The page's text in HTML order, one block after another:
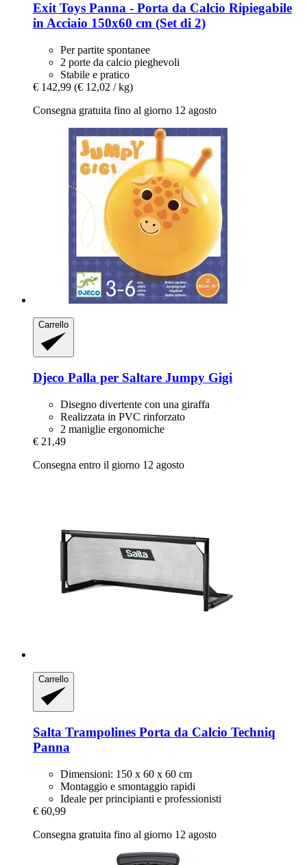
Exit Toys Panna -​ Porta da Calcio Ripiegabile
in Acciaio 150x60 cm (Set di 2)
Per partite spontanee
2 porte da calcio pieghevoli
Stabile e pratico
€ 142,99 (€ 12,02 / kg)
Consegna gratuita fino al giorno 12 agosto
Carrello
Djeco Palla per Saltare Jumpy Gigi
Disegno divertente con una giraffa
Realizzata in PVC rinforzato
2 maniglie ergonomiche
€ 21,49
Consegna entro il giorno 12 agosto
Carrello
Salta Trampolines Porta da Calcio Techniq
Panna
Dimensioni: 150 x 60 x 60 cm
Montaggio e smontaggio rapidi
Ideale per principianti e professionisti
€ 60,99
Consegna gratuita fino al giorno 12 agosto